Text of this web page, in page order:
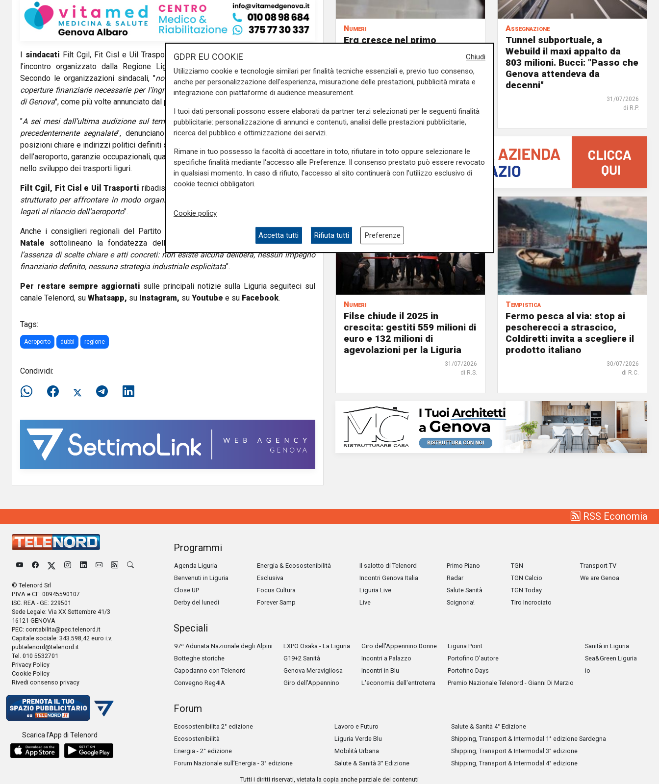
sindacati Filt Cgil, Fit Cisl e Uil Trasporti manifestano forte preoccupazione dopo
l’incontro organizzato dalla Regione Liguria sul futuro dell’aeroporto di Genova.
Secondo le organizzazioni sindacali, "non sono emersi avanzamenti concreti sulle
coperture finanziarie necessarie per l’ingresso della Regione nella Società Aeroporto
di Genova", come più volte annunciato dal presidente regionale.
"A sei mesi dall’ultima audizione sul tema, non si registrano progressi sulle criticità
precedentemente segnalate", denunciano i sindacati, evidenziando la mancanza di
posizioni chiare e indirizzi politici definiti sui nodi fondamentali: prospettive industriali
dell’aeroporto, garanzie occupazionali, qualità e stabilità del lavoro, e ruolo dello scalo
nello sviluppo dei trasporti liguri.
Filt Cgil, Fit Cisl e Uil Trasporti ribadiscono "la necessità di un tavolo di confronto
strutturato per affrontare in modo organico temi industriali, occupazionali e sociali
legati al rilancio dell’aeroporto".
Anche i consiglieri regionali del Partito Democratico Federico Romeoe Davide
Natale sottolineano la fondatezza delle preoccupazioni: "
Da mesi denunciamo
l’assenza di scelte chiare e atti concreti: non esiste alcuna delibera, nessun impegno
finanziario definito, nessuna strategia industriale esplicitata".
Per restare sempre aggiornati sulle principali notizie sulla Liguria seguiteci sul
canale Telenord, su Whatsapp, su Instagram, su Youtube e su Facebook.
Tags:
Aeroporto dubbi regione
Condividi:
Numeri
Erg cresce nel primo
semestre: ricavi a 409 milioni
e margine operativo lordo in
aumento del 9%
Assegnazione
Tunnel subportuale, a
Webuild il maxi appalto da
803 milioni. Bucci: "Passo che
Genova attendeva da
decenni"
31/07/2026
di R.P.
Numeri
Filse chiude il 2025 in
crescita: gestiti 559 milioni di
euro e 132 milioni di
agevolazioni per la Liguria
31/07/2026
di R.S.
Tempistica
Fermo pesca al via: stop ai
pescherecci a strascico,
Coldiretti invita a scegliere il
prodotto italiano
30/07/2026
di R.C.
RSS Economia
© Telenord Srl
P.IVA e CF: 00945590107
ISC. REA - GE: 229501
Sede Legale: Via XX Settembre 41/3
16121 GENOVA
PEC: contabilita@pec.telenord.it
Capitale sociale: 343.598,42 euro i.v.
pubtelenord@telenord.it
Tel. 010 5532701
Privacy Policy
Cookie Policy
Rivedi consenso privacy
Scarica l'App di Telenord
Programmi
Agenda Liguria
Benvenuti in Liguria
Close UP
Derby del lunedì
Energia & Ecosostenibilità
Esclusiva
Focus Cultura
Forever Samp
Il salotto di Telenord
Incontri Genova Italia
Liguria Live
Live
Primo Piano
Radar
Salute Sanità
Scignoria!
TGN
TGN Calcio
TGN Today
Tiro Incrociato
Transport TV
We are Genoa
Speciali
97ª Adunata Nazionale degli Alpini
Botteghe storiche
Capodanno con Telenord
Convegno Reg4IA
EXPO Osaka - La Liguria
G19+2 Sanità
Genova Meravigliosa
Giro dell'Appennino
Giro dell'Appennino Donne
Incontri a Palazzo
Incontri in Blu
L'economia dell'entroterra
Liguria Point
Portofino D'autore
Portofino Days
Premio Nazionale Telenord - Gianni Di Marzio
Sanità in Liguria
Sea&Green Liguria
io
Forum
Ecosostenibilita 2° edizione
Ecosostenibilità
Energia - 2° edizione
Forum Nazionale sull’Energia - 3° edizione
Lavoro e Futuro
Liguria Verde Blu
Mobilità Urbana
Salute & Sanità 3° Edizione
Salute & Sanità 4° Edizione
Shipping, Transport & Intermodal 1° edizione Sardegna
Shipping, Transport & Intermodal 3° edizione
Shipping, Transport & Intermodal 4° edizione
Tutti i diritti riservati, vietata la copia anche parziale dei contenuti
Chiudi
GDPR EU COOKIE
Utilizziamo cookie e tecnologie similari per finalità tecniche essenziali e, previo tuo consenso,
anche per personalizzazione dell'esperienza, misurazione delle prestazioni, pubblicità mirata e
integrazione con piattaforme di audience measurement.
I tuoi dati personali possono essere elaborati da partner terzi selezionati per le seguenti finalità
pubblicitarie: personalizzazione di annunci e contenuti, analisi delle prestazioni pubblicitarie,
ricerca del pubblico e ottimizzazione dei servizi.
Rimane in tuo possesso la facoltà di accettare in toto, rifiutare in toto oppure selezionare le
specifiche finalità mediante l'accesso alle Preferenze. Il consenso prestato può essere revocato
in qualsiasi momento. In caso di rifiuto, l'accesso al sito continuerà con l'utilizzo esclusivo di
cookie tecnici obbligatori.
Cookie policy
Accetta tutti Rifiuta tutti Preferenze